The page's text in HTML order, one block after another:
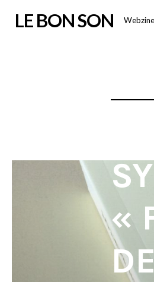
LE BON SON
«